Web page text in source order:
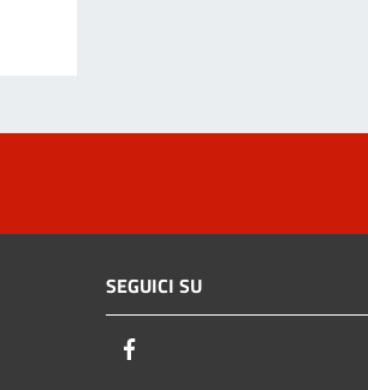
SEGUICI SU